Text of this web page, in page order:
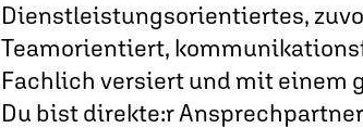
Dienstleistungsorientiertes,
Teamorientiert,
Fachlich versiert und mit einem
Du bist direkte:r